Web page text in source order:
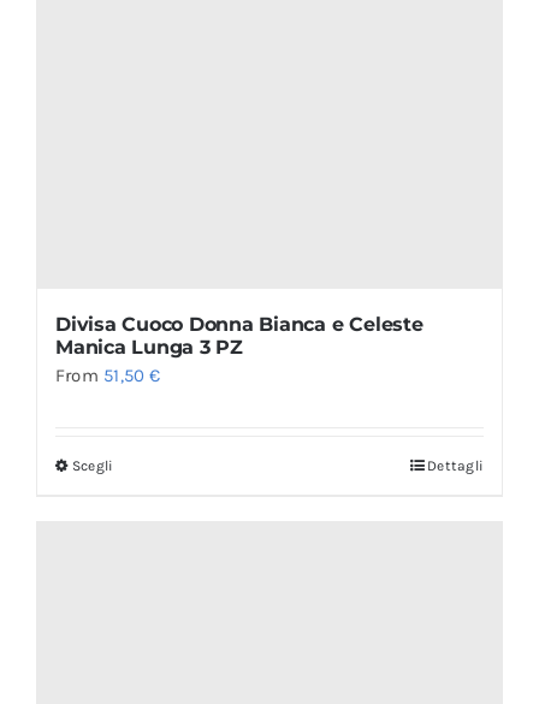
Divisa Cuoco Donna Bianca e Celeste
Manica Lunga 3 PZ
From 51,50€
Scegli Dettagli